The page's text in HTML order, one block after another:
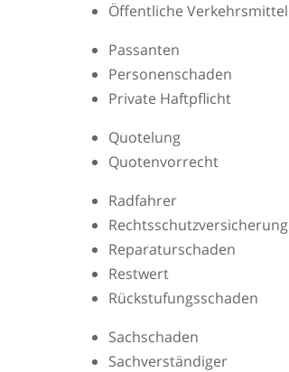
Öffentliche Verkehrsmittel
Passanten
Personenschaden
Private Haftpflicht
Quotelung
Quotenvorrecht
Radfahrer
Rechtsschutzversicherung
Reparaturschaden
Restwert
Rückstufungsschaden
Sachschaden
Sachverständiger